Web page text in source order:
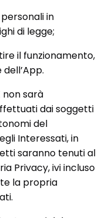
in
di legge;
il funzionamento,
non sarà
dai soggetti
del
Interessati, in
saranno tenuti al
Privacy, ivi incluso
la propria